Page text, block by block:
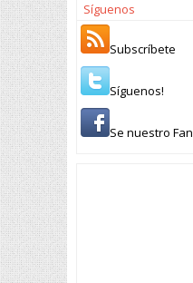
Síguenos
Subscríbete
Síguenos!
Se nuestro Fan